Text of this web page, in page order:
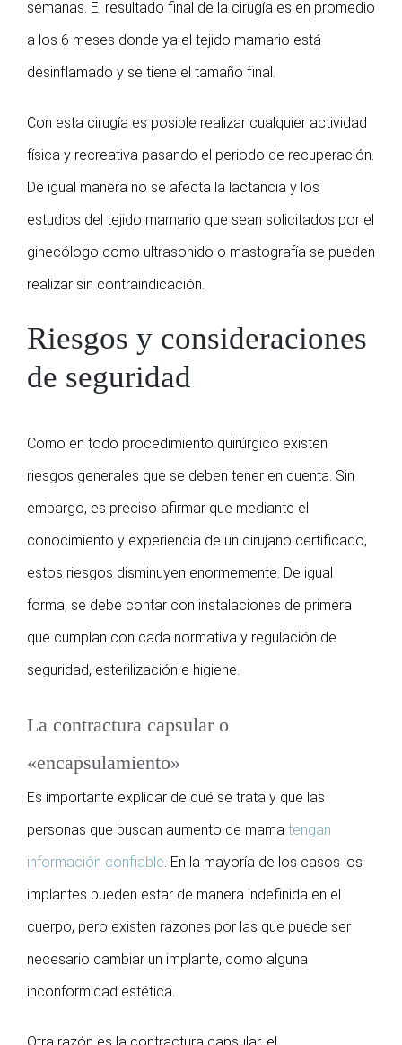
semanas. El resultado final de la cirugía es en promedio
a los 6 meses donde ya el tejido mamario está
desinflamado y se tiene el tamaño final.
Con esta cirugía es posible realizar cualquier actividad
física y recreativa pasando el periodo de recuperación.
De igual manera no se afecta la lactancia y los
estudios del tejido mamario que sean solicitados por el
ginecólogo como ultrasonido o mastografía se pueden
realizar sin contraindicación.
Riesgos y consideraciones
de seguridad
Como en todo procedimiento quirúrgico existen
riesgos generales que se deben tener en cuenta. Sin
embargo, es preciso afirmar que mediante el
conocimiento y experiencia de un cirujano certificado,
estos riesgos disminuyen enormemente. De igual
forma, se debe contar con instalaciones de primera
que cumplan con cada normativa y regulación de
seguridad, esterilización e higiene.
La contractura capsular o
«encapsulamiento»
Es importante explicar de qué se trata y que las
personas que buscan aumento de mama tengan
información confiable. En la mayoría de los casos los
implantes pueden estar de manera indefinida en el
cuerpo, pero existen razones por las que puede ser
necesario cambiar un implante, como alguna
inconformidad estética.